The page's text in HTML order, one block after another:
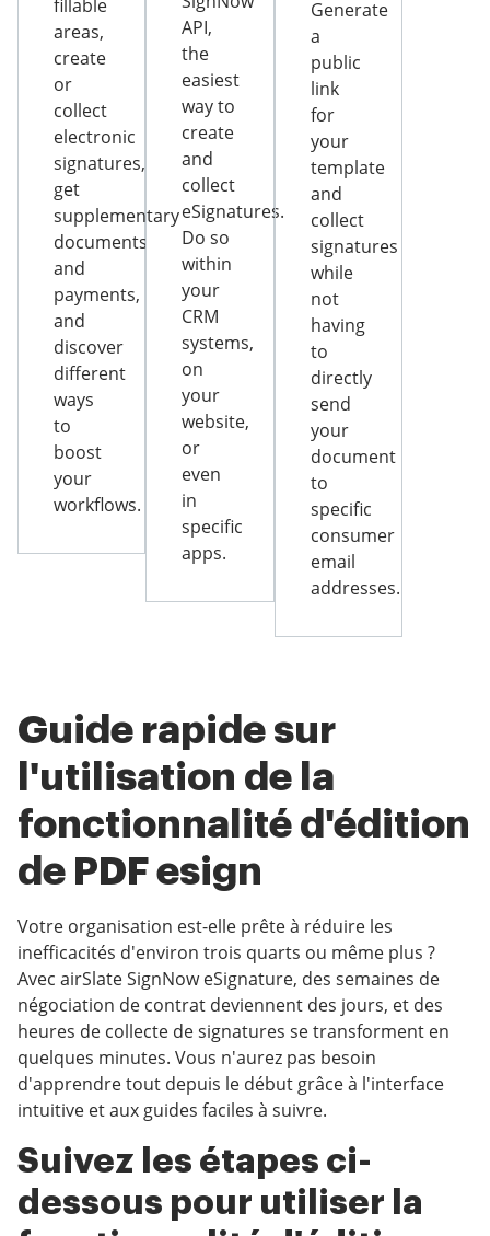
fillable
areas,
create
or
collect
electronic
signatures,
get
supplementary
documents
and
payments,
and
discover
different
ways
to
boost
your
workflows.
API,
the
easiest
way to
create
and
collect
eSignatures.
Do so
within
your
CRM
systems,
on
your
website,
or
even
in
specific
apps.
Generate
a
public
link
for
your
template
and
collect
signatures
while
not
having
to
directly
send
your
document
to
specific
consumer
email
addresses.
Guide rapide sur
l'utilisation de la
fonctionnalité d'édition
de PDF esign
Votre organisation est-elle prête à réduire les
inefficacités d'environ trois quarts ou même plus ?
Avec airSlate SignNow eSignature, des semaines de
négociation de contrat deviennent des jours, et des
heures de collecte de signatures se transforment en
quelques minutes. Vous n'aurez pas besoin
d'apprendre tout depuis le début grâce à l'interface
intuitive et aux guides faciles à suivre.
Suivez les étapes ci-
dessous pour utiliser la